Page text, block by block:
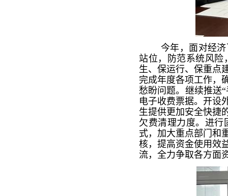
今年，面对经
站位，防范系统风险
生、保运行、保重点
完成年度各项工作，
愁盼问题。继续推送
电子收费票据。开设
生提供更加安全快捷
欠费清理力度。进行
式，加大重点部门和
核，提高资金使用效
流，全力争取各方面